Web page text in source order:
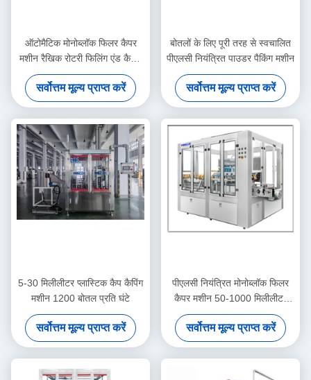
ऑटोमैटिक मोनोब्लॉक फिलर कैपर
मशीन रैखिक रोटरी फिलिंग एंड कैपिंग
मशीन
सर्वोत्तम मूल्य प्राप्त करें
बोतलों के लिए पूरी तरह से स्वचालित
पीएलसी नियंत्रित पाउडर पैकिंग मशीन
सर्वोत्तम मूल्य प्राप्त करें
5-30 मिलीलीटर प्लास्टिक कैप कैपिंग
मशीन 1200 बोतल प्रति घंटे
सर्वोत्तम मूल्य प्राप्त करें
पीएलसी नियंत्रित मोनोब्लॉक फिलर
कैपर मशीन 50-1000 मिलीलीटर
बोतल कुल्ला मशीन
सर्वोत्तम मूल्य प्राप्त करें